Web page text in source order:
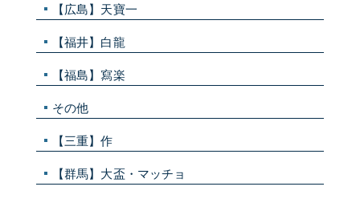
【広島】天寶一
【福井】白龍
【福島】寫楽
その他
【三重】作
【群馬】大盃・マッチョ